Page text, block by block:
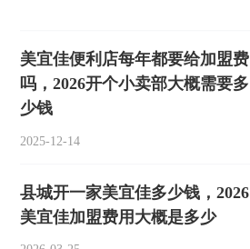
美宜佳便利店每年都要给加盟费
吗，2026开个小卖部大概需要多
少钱
2025-12-14
县城开一家美宜佳多少钱，2026
美宜佳加盟费用大概是多少